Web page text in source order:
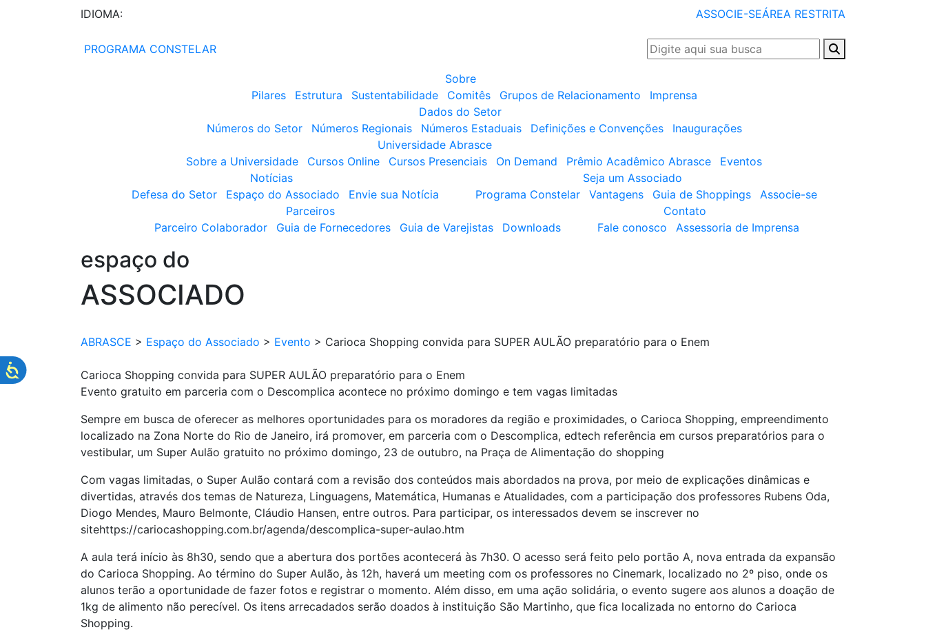
IDIOMA: ASSOCIE-SEÁREA RESTRITA
PROGRAMA CONSTELAR
Sobre
Pilares
Estrutura Sustentabilidade Comitês Grupos de Relacionamento
Imprensa
Dados do Setor
Números do Setor
Números Regionais Números Estaduais Definições e Convenções
Inaugurações
Universidade Abrasce
Sobre a Universidade
Cursos Online Cursos Presenciais On Demand Prêmio Acadêmico Abrasce
Eventos
Notícias
Defesa do Setor
Espaço do Associado Envie sua Notícia
Seja um Associado
Programa Constelar
Vantagens Guia de Shoppings
Associe-se
Parceiros
Parceiro Colaborador
Guia de Fornecedores Guia de Varejistas Downloads
Contato
Fale conosco
Assessoria de Imprensa
espaço do
ASSOCIADO
ABRASCE > Espaço do Associado > Evento > Carioca Shopping convida para SUPER AULÃO preparatório para o Enem
Carioca Shopping convida para SUPER AULÃO preparatório para o Enem
Evento gratuito em parceria com o Descomplica acontece no próximo domingo e tem vagas limitadas
Sempre em busca de oferecer as melhores oportunidades para os moradores da região e proximidades, o Carioca Shopping, empreendimento
localizado na Zona Norte do Rio de Janeiro, irá promover, em parceria com o Descomplica, edtech referência em cursos preparatórios para o
vestibular, um Super Aulão gratuito no próximo domingo, 23 de outubro, na Praça de Alimentação do shopping
Com vagas limitadas, o Super Aulão contará com a revisão dos conteúdos mais abordados na prova, por meio de explicações dinâmicas e
divertidas, através dos temas de Natureza, Linguagens, Matemática, Humanas e Atualidades, com a participação dos professores Rubens Oda,
Diogo Mendes, Mauro Belmonte, Cláudio Hansen, entre outros. Para participar, os interessados devem se inscrever no
sitehttps://cariocashopping.com.br/agenda/descomplica-super-aulao.htm
A aula terá início às 8h30, sendo que a abertura dos portões acontecerá às 7h30. O acesso será feito pelo portão A, nova entrada da expansão
do Carioca Shopping. Ao término do Super Aulão, às 12h, haverá um meeting com os professores no Cinemark, localizado no 2º piso, onde os
alunos terão a oportunidade de fazer fotos e registrar o momento. Além disso, em uma ação solidária, o evento sugere aos alunos a doação de
1kg de alimento não perecível. Os itens arrecadados serão doados à instituição São Martinho, que fica localizada no entorno do Carioca
Shopping.